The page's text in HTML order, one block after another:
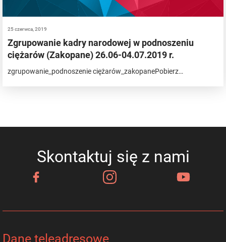
25 czerwca, 2019
Zgrupowanie kadry narodowej w podnoszeniu
ciężarów (Zakopane) 26.06-04.07.2019 r.
zgrupowanie_podnoszenie ciężarów_zakopanePobierz…
Skontaktuj się z nami
Dane teleadresowe